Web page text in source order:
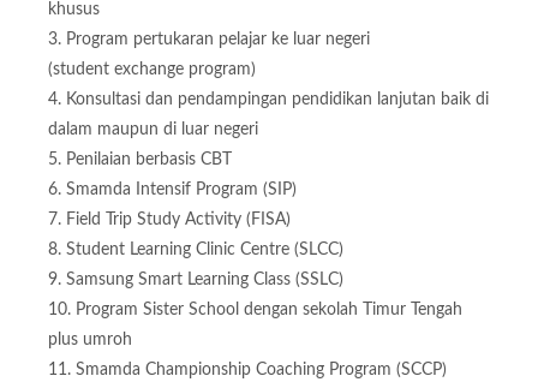
khusus
3. Program pertukaran pelajar ke luar negeri
(student exchange program)
4. Konsultasi dan pendampingan pendidikan lanjutan baik di
dalam maupun di luar negeri
5. Penilaian berbasis CBT
6. Smamda Intensif Program (SIP)
7. Field Trip Study Activity (FISA)
8. Student Learning Clinic Centre (SLCC)
9. Samsung Smart Learning Class (SSLC)
10. Program Sister School dengan sekolah Timur Tengah
plus umroh
11. Smamda Championship Coaching Program (SCCP)